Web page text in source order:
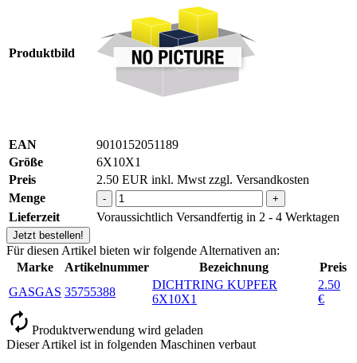
Produktbild
EAN
9010152051189
Größe
6X10X1
Preis
2.50 EUR inkl. Mwst zzgl. Versandkosten
Menge
- +
Lieferzeit Voraussichtlich Versandfertig in 2 - 4 Werktagen
Jetzt bestellen!
Für diesen Artikel bieten wir folgende Alternativen an:
Marke
Artikelnummer Bezeichnung
Preis
GASGAS 35755388
DICHTRING KUPFER
6X10X1
2.50
€
Produktverwendung wird geladen
Dieser Artikel ist in folgenden Maschinen verbaut